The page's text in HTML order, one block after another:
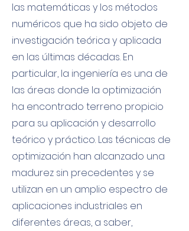
las matemáticas y los métodos
numéricos que ha sido objeto de
investigación teórica y aplicada
en las últimas décadas. En
particular, la ingeniería es una de
las áreas donde la optimización
ha encontrado terreno propicio
para su aplicación y desarrollo
teórico y práctico. Las técnicas de
optimización han alcanzado una
madurez sin precedentes y se
utilizan en un amplio espectro de
aplicaciones industriales en
diferentes áreas, a saber,